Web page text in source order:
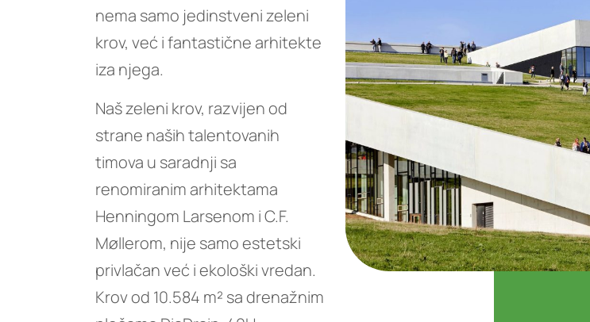
nema samo jedinstveni zeleni
krov, već i fantastične arhitekte
iza njega.
Naš zeleni krov, razvijen od
strane naših talentovanih
timova u saradnji sa
renomiranim arhitektama
Henningom Larsenom i C.F.
Møllerom, nije samo estetski
privlačan već i ekološki vredan.
Krov od 10.584 m² sa drenažnim